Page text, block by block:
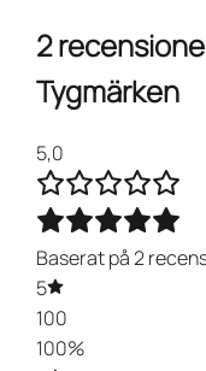
2
Tygmärken
5,0
Baserat på 2
5
100
100%